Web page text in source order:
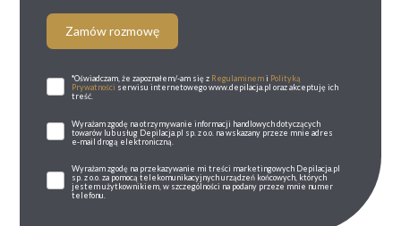
Zamów rozmowę
*Oświadczam, że zapoznałem/-am się z Regulaminemi Polityką
Prywatności serwisu internetowego www.depilacja.pl oraz akceptuję ich
treść.
Wyrażam zgodę na otrzymywanie informacji handlowych dotyczących
towarów lub usług Depilacja.pl sp. z o.o. na wskazany przeze mnie adres
e-mail drogą elektroniczną.
Wyrażam zgodę na przekazywanie mi treści marketingowych Depilacja.pl
sp. z o.o. za pomocą telekomunikacyjnych urządzeń końcowych, których
jestem użytkownikiem, w szczególności na podany przeze mnie numer
telefonu.